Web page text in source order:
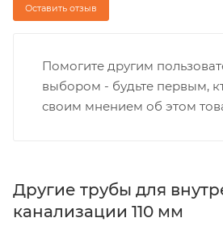
Оставить отзыв
Помогите другим
выбором - будьте первым,
своим мнением об этом
Другие трубы для
канализации 110 мм